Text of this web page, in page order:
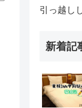
引っ越し
新着記